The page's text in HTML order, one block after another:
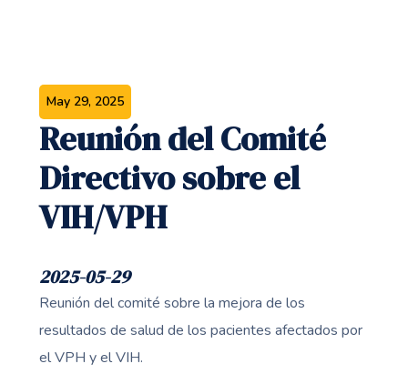
May 29, 2025
Reunión del Comité
Directivo sobre el
VIH/VPH
2025-05-29
Reunión del comité sobre la mejora de los
resultados de salud de los pacientes afectados por
el VPH y el VIH.